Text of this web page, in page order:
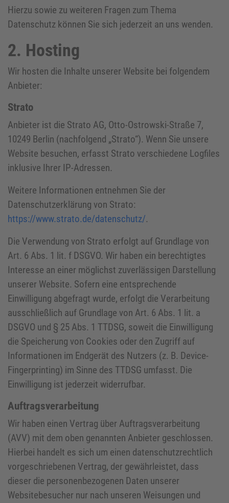
Hierzu sowie zu weiteren Fragen zum Thema
Datenschutz können Sie sich jederzeit an uns wenden.
2. Hosting
Wir hosten die Inhalte unserer Website bei folgendem
Anbieter:
Strato
Anbieter ist die Strato AG, Otto-Ostrowski-Straße 7,
10249 Berlin (nachfolgend „Strato“). Wenn Sie unsere
Website besuchen, erfasst Strato verschiedene Logfiles
inklusive Ihrer IP-Adressen.
Weitere Informationen entnehmen Sie der
Datenschutzerklärung von Strato:
https://www.strato.de/datenschutz/.
Die Verwendung von Strato erfolgt auf Grundlage von
Art. 6 Abs. 1 lit. f DSGVO. Wir haben ein berechtigtes
Interesse an einer möglichst zuverlässigen Darstellung
unserer Website. Sofern eine entsprechende
Einwilligung abgefragt wurde, erfolgt die Verarbeitung
ausschließlich auf Grundlage von Art. 6 Abs. 1 lit. a
DSGVO und § 25 Abs. 1 TTDSG, soweit die Einwilligung
die Speicherung von Cookies oder den Zugriff auf
Informationen im Endgerät des Nutzers (z. B. Device-
Fingerprinting) im Sinne des TTDSG umfasst. Die
Einwilligung ist jederzeit widerrufbar.
Auftragsverarbeitung
Wir haben einen Vertrag über Auftragsverarbeitung
(AVV) mit dem oben genannten Anbieter geschlossen.
Hierbei handelt es sich um einen datenschutzrechtlich
vorgeschriebenen Vertrag, der gewährleistet, dass
dieser die personenbezogenen Daten unserer
Websitebesucher nur nach unseren Weisungen und